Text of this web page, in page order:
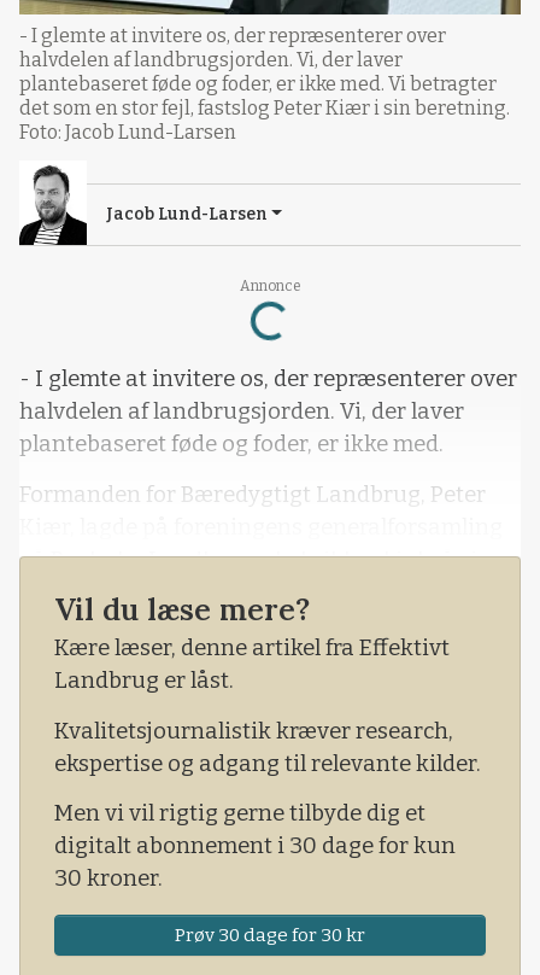
Annonce
Loading...
- I glemte at invitere os, der repræsenterer over
halvdelen af landbrugsjorden. Vi, der laver
plantebaseret føde og foder, er ikke med. Vi betragter
det som en stor fejl, fastslog Peter Kiær i sin beretning.
Foto: Jacob Lund-Larsen
Jacob Lund-Larsen
- I glemte at invitere os, der repræsenterer over
halvdelen af landbrugsjorden. Vi, der laver
plantebaseret føde og foder, er ikke med.
Formanden for Bæredygtigt Landbrug, Peter
på Bygholm Landbrugsskole ikke skjul på sin
skuffelse over regeringen.
Politikerne har således valgt ikke at invitere
landmandsforeningen til de igangværende
landbruget.
Vil du læse mere?
Kære læser, denne artikel fra Effektivt
Landbrug er låst.
Kvalitetsjournalistik kræver research,
ekspertise og adgang til relevante kilder.
Men vi vil rigtig gerne tilbyde dig et
digitalt abonnement i 30 dage for kun
30 kroner.
Prøv 30 dage for 30 kr